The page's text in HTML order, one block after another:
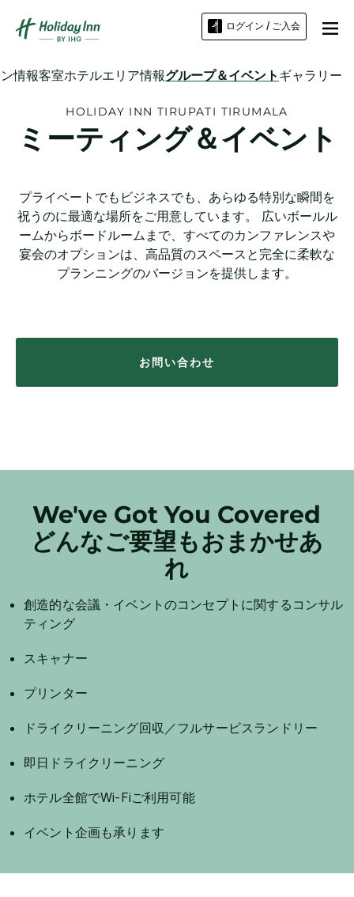
ログイン / ご入会
情報客室ホテルエリア情報グループ＆イベント ギャラリー
HOLIDAY INN TIRUPATI TIRUMALA
ミーティング＆イベント
プライベートでもビジネスでも、あらゆる特別な瞬間を
祝うのに最適な場所をご用意しています。 広いボールル
ームからボードルームまで、すべてのカンファレンスや
宴会のオプションは、高品質のスペースと完全に柔軟な
プランニングのバージョンを提供します。
お問い合わせ
We've Got You Covered
どんなご要望もおまかせあ
れ
創造的な会議・イベントのコンセプトに関するコンサル
ティング
スキャナー
プリンター
ドライクリーニング回収／フルサービスランドリー
即日ドライクリーニング
ホテル全館でWi-Fiご利用可能
イベント企画も承ります